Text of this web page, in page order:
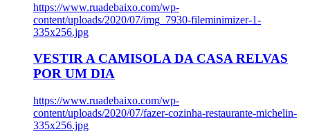
https://www.ruadebaixo.com/wp-
content/uploads/2020/07/img_7930-fileminimizer-1-
335x256.jpg
VESTIR A CAMISOLA DA CASA RELVAS
POR UM DIA
https://www.ruadebaixo.com/wp-
content/uploads/2020/07/fazer-cozinha-restaurante-michelin-
335x256.jpg